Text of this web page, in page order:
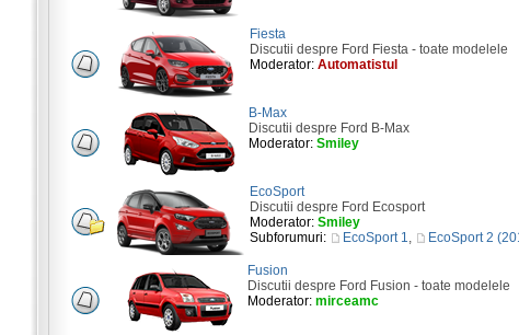
Fiesta
Discutii despre Ford Fiesta - toate modelele
Moderator: Automatistul
B-Max
Discutii despre Ford B-Max
Moderator: Smiley
EcoSport
Discutii despre Ford Ecosport
Moderator: Smiley
Subforumuri:
EcoSport 1, EcoSport 2
Fusion
Discutii despre Ford Fusion - toate modelele
Moderator: mirceamc